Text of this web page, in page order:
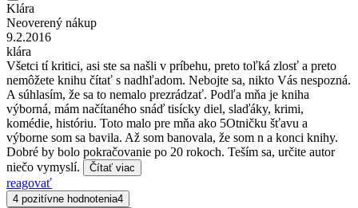
Klára
Neoverený nákup
9.2.2016
klára
Všetci tí kritici, asi ste sa našli v príbehu, preto toľká zlosť a preto
nemôžete knihu čítať s nadhľadom. Nebojte sa, nikto Vás nespozná.
A súhlasím, že sa to nemalo prezrádzať. Podľa mňa je kniha
výborná, mám načítaného snáď tisícky diel, slaďáky, krimi,
komédie, históriu. Toto malo pre mňa ako 5Otničku šťavu a
výborne som sa bavila. Až som banovala, že som n a konci knihy.
Dobré by bolo pokračovanie po 20 rokoch. Teším sa, určite autor
niečo vymyslí.
Čítať viac
reagovať
4 pozitívne hodnotenia4